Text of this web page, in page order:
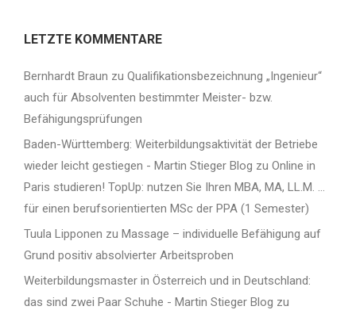
LETZTE KOMMENTARE
Bernhardt Braun zu Qualifikationsbezeichnung „Ingenieur“
auch für Absolventen bestimmter Meister- bzw.
Befähigungsprüfungen
Baden-Württemberg: Weiterbildungsaktivität der Betriebe
wieder leicht gestiegen - Martin Stieger Blog zu Online in
Paris studieren! TopUp: nutzen Sie Ihren MBA, MA, LL.M. …
für einen berufsorientierten MSc der PPA (1 Semester)
Tuula Lipponen zu Massage – individuelle Befähigung auf
Grund positiv absolvierter Arbeitsproben
Weiterbildungsmaster in Österreich und in Deutschland:
das sind zwei Paar Schuhe - Martin Stieger Blog zu